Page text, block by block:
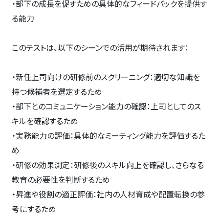
・部下の成長を促すための具体的なフィードバックを提供す
る能力
このテストは、以下のシーンでの活用が期待されます：
・新任上司向けの研修前のスクリーニング：適切な知識を
持つ候補者を選定するため
・部下とのコミュニケーション能力の確認：上司としてのス
キルを確認するため
・実務能力の評価：具体的なミーティング能力を評価するた
め
・研修の効果測定：研修後のスキル向上を確認し、さらなる
教育の必要性を判断するため
・昇進や役割の適正評価：社内の人材育成や配置転換の参
考にするため